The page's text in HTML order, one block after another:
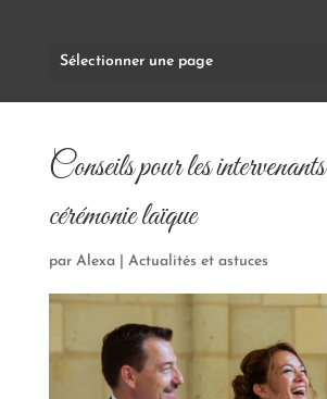
Sélectionner une page
Conseils pour les
cérémonie laïque
par Alexa| Actualités et astuces